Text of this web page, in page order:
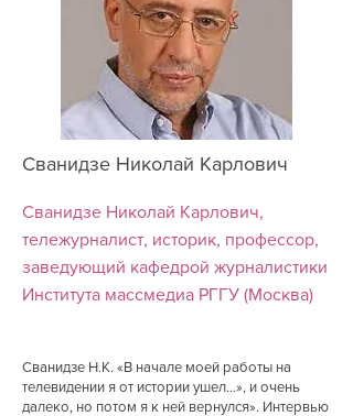
Сванидзе Николай Карлович
Сванидзе Николай Карлович,
тележурналист, историк, профессор,
заведующий кафедрой журналистики
Института массмедиа РГГУ (Москва)
Сванидзе Н.К. «В начале моей работы на
телевидении я от истории ушел...», и очень
далеко, но потом я к ней вернулся». Интервью